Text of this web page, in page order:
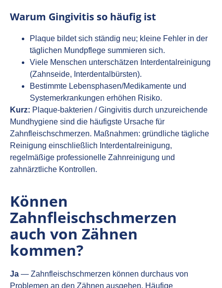
Warum Gingivitis so häufig ist
Plaque bildet sich ständig neu; kleine Fehler in der
täglichen Mundpflege summieren sich.
Viele Menschen unterschätzen Interdentalreinigung
(Zahnseide, Interdentalbürsten).
Bestimmte Lebensphasen/Medikamente und
Systemerkrankungen erhöhen Risiko.
Kurz: Plaque‑bakterien / Gingivitis durch unzureichende
Mundhygiene sind die häufigste Ursache für
Zahnfleischschmerzen. Maßnahmen: gründliche tägliche
Reinigung einschließlich Interdentalreinigung,
regelmäßige professionelle Zahnreinigung und
zahnärztliche Kontrollen.
Können
Zahnfleischschmerzen
auch von Zähnen
kommen?
Ja — Zahnfleischschmerzen können durchaus von
Problemen an den Zähnen ausgehen. Häufige